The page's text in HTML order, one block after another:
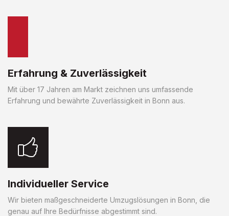
Erfahrung & Zuverlässigkeit
Mit über 17 Jahren am Markt zeichnen uns umfassende
Erfahrung und bewährte Zuverlässigkeit in Bonn aus.
Individueller Service
Wir bieten maßgeschneiderte Umzugslösungen in Bonn, die
genau auf Ihre Bedürfnisse abgestimmt sind.